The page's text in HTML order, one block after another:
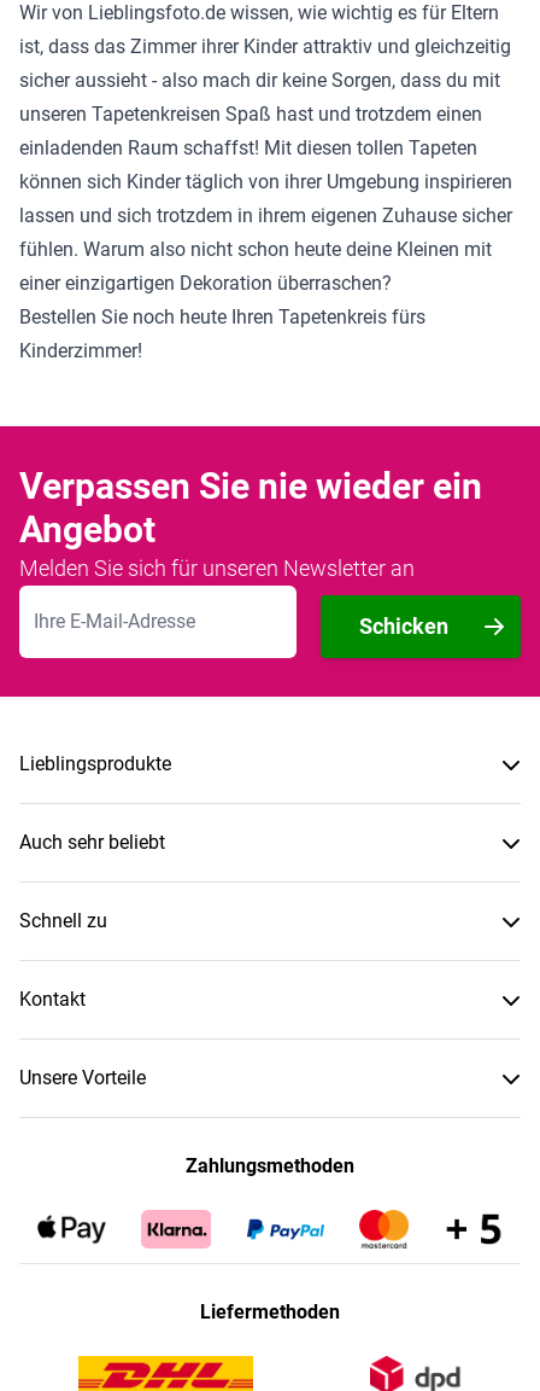
Wir von Lieblingsfoto.de wissen, wie wichtig es für Eltern
ist, dass das Zimmer ihrer Kinder attraktiv und gleichzeitig
sicher aussieht - also mach dir keine Sorgen, dass du mit
unseren Tapetenkreisen Spaß hast und trotzdem einen
einladenden Raum schaffst! Mit diesen tollen Tapeten
können sich Kinder täglich von ihrer Umgebung inspirieren
lassen und sich trotzdem in ihrem eigenen Zuhause sicher
fühlen. Warum also nicht schon heute deine Kleinen mit
einer einzigartigen Dekoration überraschen?
Bestellen Sie noch heute Ihren Tapetenkreis fürs
Kinderzimmer!
Verpassen Sie nie wieder ein
Angebot
Melden Sie sich für unseren Newsletter an
E-Mailadresse
Schicken
Lieblingsprodukte
Auch sehr beliebt
Schnell zu
Kontakt
Unsere Vorteile
Zahlungsmethoden
Liefermethoden